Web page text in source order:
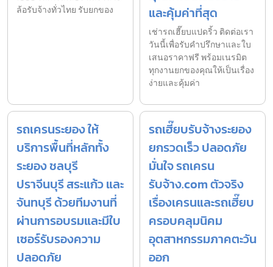
ล้อรับจ้างทั่วไทย รับยกของ
และคุ้มค่าที่สุด
เช่ารถเฮี๊ยบแปดริ้ว ติดต่อเรา
วันนี้เพื่อรับคำปรึกษาและใบ
เสนอราคาฟรี พร้อมเนรมิต
ทุกงานยกของคุณให้เป็นเรื่อง
ง่ายและคุ้มค่า
รถเครนระยอง ให้
บริการพื้นที่หลักทั้ง
ระยอง ชลบุรี
ปราจีนบุรี สระแก้ว และ
จันทบุรี ด้วยทีมงานที่
ผ่านการอบรมและมีใบ
เซอร์รับรองความ
ปลอดภัย
รถเฮี๊ยบรับจ้างระยอง
ยกรวดเร็ว ปลอดภัย
มั่นใจ รถเครน
รับจ้าง.com ตัวจริง
เรื่องเครนและรถเฮี๊ยบ
ครอบคลุมนิคม
อุตสาหกรรมภาคตะวัน
ออก